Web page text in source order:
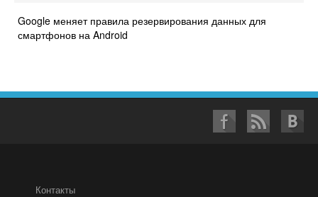
Google меняет правила резервирования данных для
смартфонов на Android
Контакты